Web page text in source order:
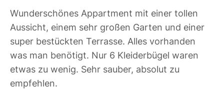
Wunderschönes Appartment mit einer tollen
Aussicht, einem sehr großen Garten und einer
super bestückten Terrasse. Alles vorhanden
was man benötigt. Nur 6 Kleiderbügel waren
etwas zu wenig. Sehr sauber, absolut zu
empfehlen.